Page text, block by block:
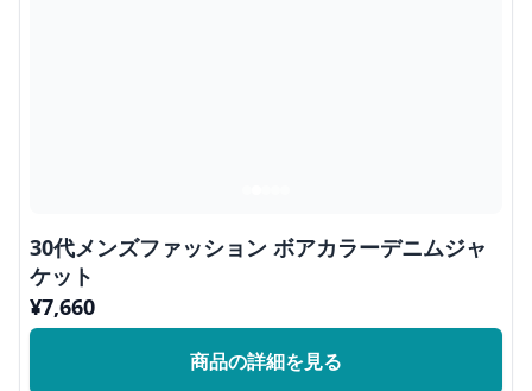
30代メンズファッション ボアカラーデニムジャ
ケット
¥7,660
商品の詳細を見る